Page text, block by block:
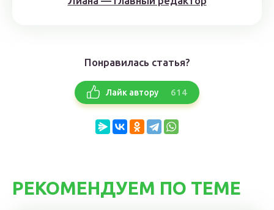
Понравилась статья?
Лайк автору 614
РЕКОМЕНДУЕМ ПО ТЕМЕ